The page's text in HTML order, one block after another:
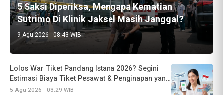
5 Saksi Diperiksa, Mengapa Kematian
Sutrimo Di Klinik Jaksel Masih Janggal?
9 Agu 2026 - 08:43 WIB
Lolos War Tiket Pandang Istana 2026? Segini
Estimasi Biaya Tiket Pesawat & Penginapan yang
Wajib Disiapkan
5 Agu 2026 - 03:29 WIB